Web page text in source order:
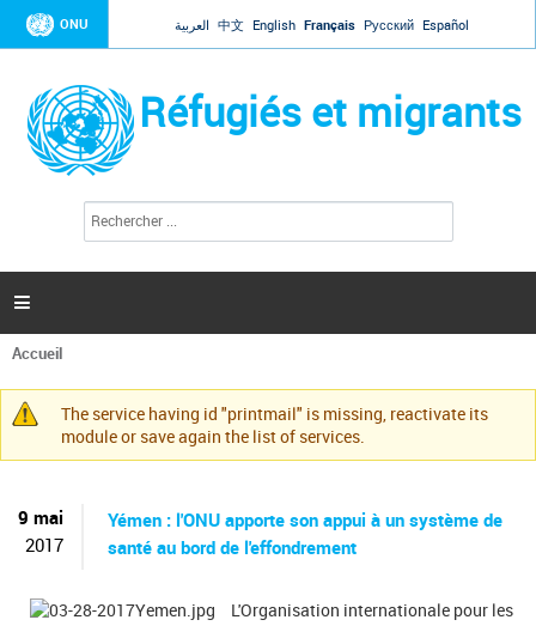
Jump to navigation
ONU العربية 中文 English Français Русский Español
Réfugiés et migrants
l
c
h

Vous
êtes
ici
Accueil
Message
d'avertissement
The service having id "printmail" is missing, reactivate its
module or save again the list of services.
9 mai
2017
Yémen : l'ONU apporte son appui à un système de
santé au bord de l'effondrement
L'Organisation internationale pour les